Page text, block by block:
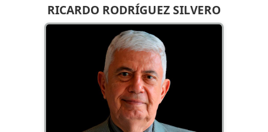
RICARDO RODRÍGUEZ SILVERO